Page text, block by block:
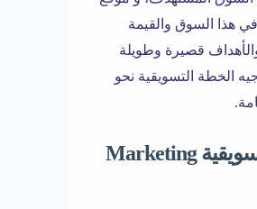
هذا السوق والقيمة
والأهداف قصيرة وطويلة
الخطة التسويقية نحو
ب. الخطة التسويقية Marketing